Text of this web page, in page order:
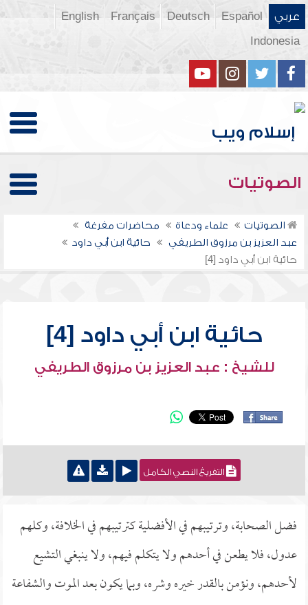
عربي Español
Deutsch
Français
English
Indonesia
الصوتيات
الصوتيات علماء ودعاة
محاضرات مفرغة
عبد العزيز بن مرزوق الطريفي
حائية ابن أبي داود
حائية ابن أبي داود [4]
حائية ابن أبي داود [4]
للشيخ : عبد العزيز بن مرزوق الطريفي
التفريغ النصي الكامل
فضل الصحابة، وترتيبهم في الأفضلية كترتيبهم في الخلافة، وكلهم
عدول، فلا يطعن في أحدهم ولا يتكلم فيهم، ولا ينبغي التشيع
لأحدهم، ونؤمن بالقدر خيره وشره، وبما يكون بعد الموت والشفاعة